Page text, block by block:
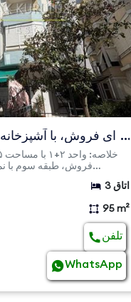
فروش، طبقه سوم با
3 اتاق
95 m²
تلفن
WhatsApp